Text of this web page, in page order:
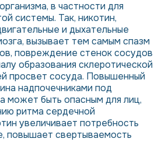
в частности для
системы. Так, никотин,
и дыхательные
вызывает тем самым спазм
повреждение стенок сосудов
образования склеротической
просвет сосуда. Повышенный
надпочечниками под
может быть опасным для лиц,
ритма сердечной
увеличивает потребность
повышает свертываемость